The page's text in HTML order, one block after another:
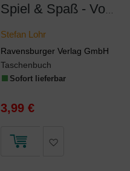
Stefan Lohr
Ravensburger Verlag GmbH
Taschenbuch
Sofort lieferbar
3,99 €